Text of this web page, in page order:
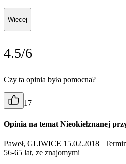
Więcej
4.5/6
Czy ta opinia była pomocna?
17
Opinia na temat Nieokiełznanej
Paweł, GLIWICE 15.02.2018 |
56-65 lat, ze znajomymi